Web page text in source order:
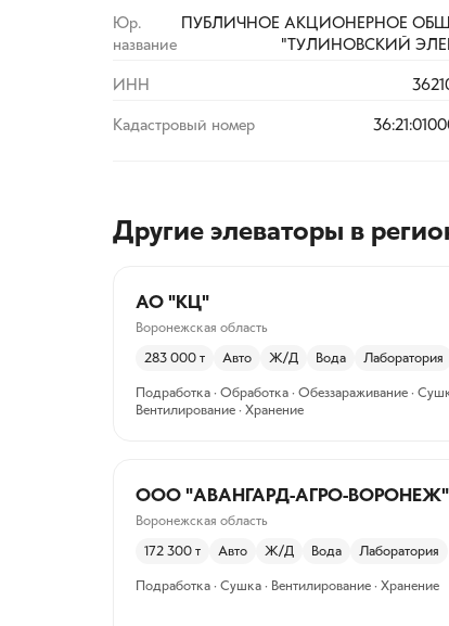
Юр.
название
ПУБЛИЧНОЕ АКЦИОНЕРНОЕ
"ТУЛИНОВСКИЙ
ИНН
Кадастровый номер
Другие элеваторы в
АО "КЦ"
Воронежская область
283 000 т Авто Ж/Д Вода Лаборатория
Подработка · Обработка · Обеззараживание ·
Вентилирование · Хранение
ООО "АВАНГАРД-АГРО-ВОРОНЕЖ"
Воронежская область
172 300 т Авто Ж/Д Вода Лаборатория
Подработка · Сушка · Вентилирование · Хранение